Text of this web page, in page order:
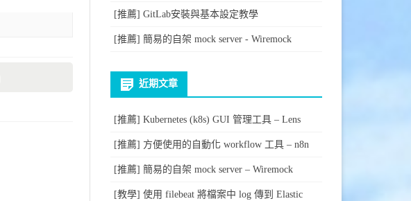
[推薦] GitLab安裝與基本設定教學
[推薦] 簡易的自架 mock server - Wiremock
近期文章
[推薦] Kubernetes (k8s) GUI 管理工具 – Lens
[推薦] 方便使用的自動化 workflow 工具 – n8n
[推薦] 簡易的自架 mock server – Wiremock
[教學] 使用 filebeat 將檔案中 log 傳到 Elastic